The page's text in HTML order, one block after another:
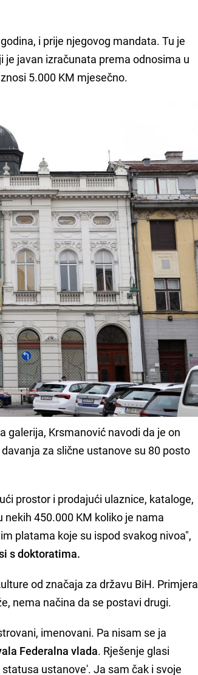
i prije njegovog mandata. Tu je
je javan izračunata prema odnosima u
5.000 KM mjesečno.
galerija, Krsmanović navodi da je on
za slične ustanove su 80 posto
prostor i prodajući ulaznice, kataloge,
450.000 KM koliko je nama
platama koje su ispod svakog nivoa",
s doktoratima.
od značaja za državu BiH. Primjera
nema načina da se postavi drugi.
imenovani. Pa nisam se ja
Federalna vlada. Rješenje glasi
ustanove'. Ja sam čak i svoje